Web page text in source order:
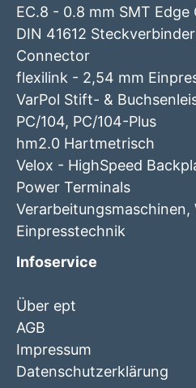
EC.8 - 0.8 mm SMT Edge
DIN 41612
Connector
flexilink - 2,54 mm
VarPol Stift- &
PC/104, PC/104-Plus
hm2.0 Hartmetrisch
Velox - HighSpeed
Power Terminals
Verarbeitungsmaschinen,
Einpresstechnik
Infoservice
Über ept
AGB
Impressum
Datenschutzerklärung